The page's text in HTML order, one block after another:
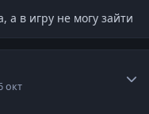
а в игру не могу зайти
окт